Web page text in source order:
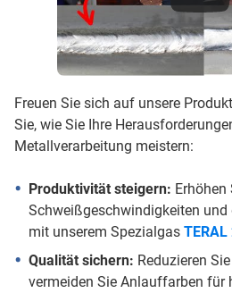
Freuen Sie sich auf unsere
Sie, wie Sie Ihre
Metallverarbeitung meistern:
Produktivität steigern: Erhöhen
Schweißgeschwindigkeiten
mit unserem Spezialgas
Qualität sichern: Reduzieren
vermeiden Sie Anlauffarben für